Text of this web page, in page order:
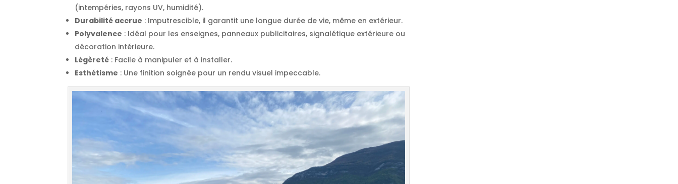
(intempéries, rayons UV, humidité).
Durabilité accrue : Imputrescible, il garantit une longue durée de vie, même en extérieur.
Polyvalence : Idéal pour les enseignes, panneaux publicitaires, signalétique extérieure ou
décoration intérieure.
Légèreté : Facile à manipuler et à installer.
Esthétisme : Une finition soignée pour un rendu visuel impeccable.